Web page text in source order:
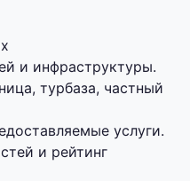
и инфраструктуры.
турбаза, частный
услуги.
и рейтинг